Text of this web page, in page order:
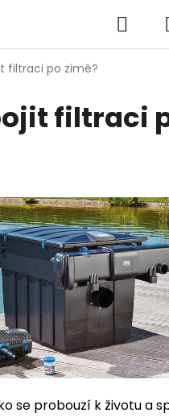
filtraci po zimě?
filtraci
se probouzí k životu a